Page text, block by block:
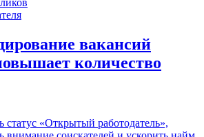
вакансий
количество